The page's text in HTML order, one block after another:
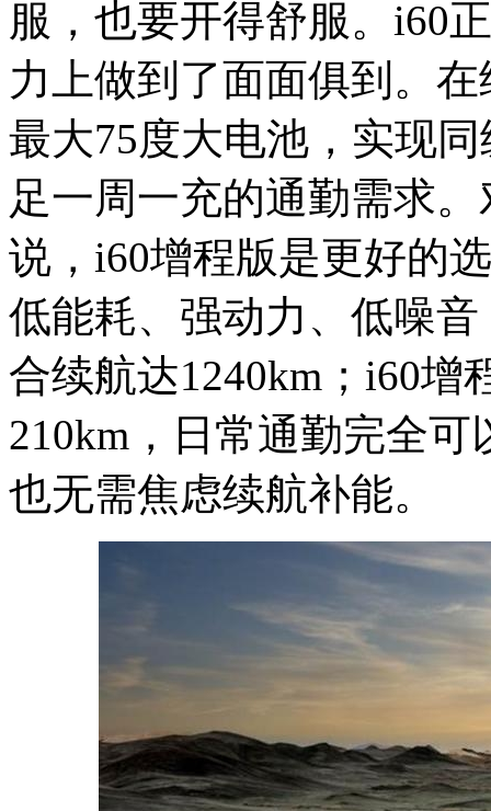
服，也要开得舒服。i60
力上做到了面面俱到。
最大75度大电池，实现
足一周一充的通勤需求
说，i60增程版是更好的
低能耗、强动力、低噪
合续航达1240km；i60增
210km，日常通勤完全
也无需焦虑续航补能。